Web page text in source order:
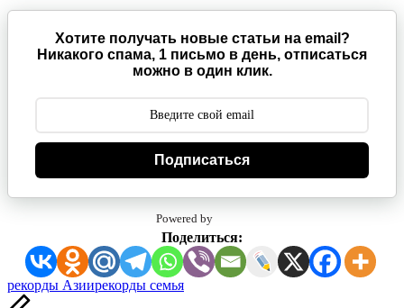
Хотите получать новые статьи на email?
Никакого спама, 1 письмо в день, отписаться
можно в один клик.
Подписаться
Powered by
Поделиться:
Метки:
рекорды Азиирекорды семья